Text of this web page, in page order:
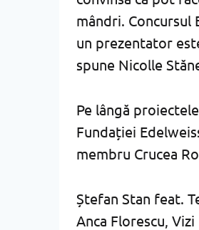
mândri.
un prezentator
spune Nicolle
Pe lângă
Fundației
membru Crucea
Ștefan Stan feat.
Anca Florescu,